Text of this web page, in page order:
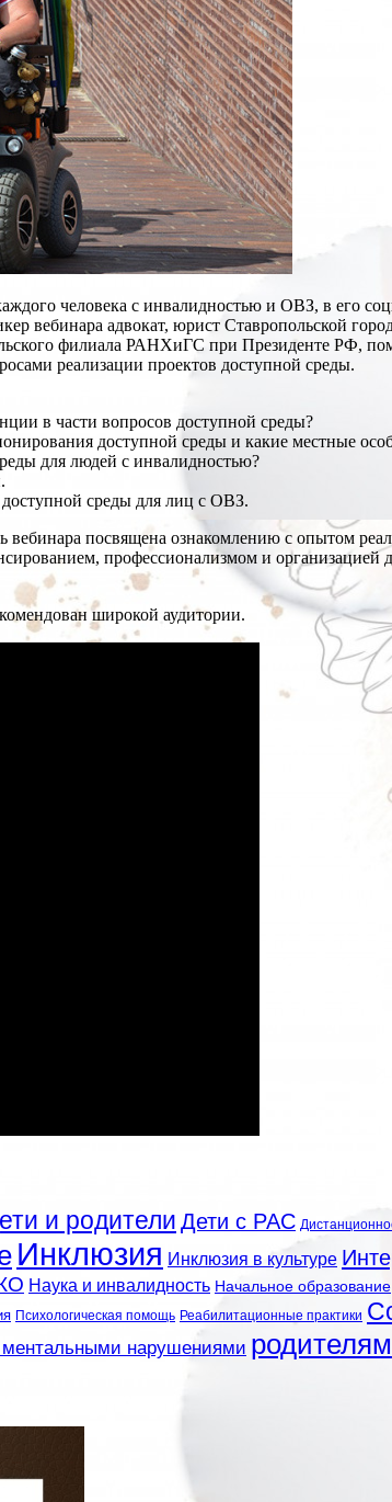
человека с инвалидностью и ОВЗ, в его
вебинара адвокат, юрист Ставропольской
филиала РАНХиГС при Президенте РФ,
реализации проектов доступной среды.
в части вопросов доступной среды?
доступной среды и какие местные
для людей с инвалидностью?
среды для лиц с ОВЗ.
посвящена ознакомлению с опытом
профессионализмом и
широкой аудитории.
и родители Дети с РАС
Инклюзия Инклюзия в культуре
Наука и инвалидность Начальное образование
Психологическая помощь Реабилитационные практики
ментальными нарушениями родителям